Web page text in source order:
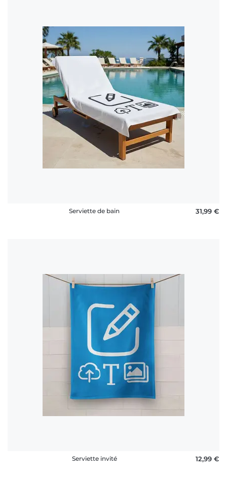
Serviette de bain 31,99 €
Serviette invité 12,99 €